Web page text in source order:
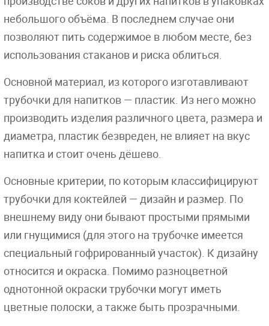
небольшого объёма. В последнем случае они
позволяют пить содержимое в любом месте, без
использования стаканов и риска облиться.
Основной материал, из которого изготавливают
трубочки для напитков — пластик. Из него можно
производить изделия различного цвета, размера и
диаметра, пластик безвреден, не влияет на вкус
напитка и стоит очень дёшево.
Основные критерии, по которым классифицируют
трубочки для коктейлей — дизайн и размер. По
внешнему виду они бывают простыми прямыми
или гнущимися (для этого на трубочке имеется
специальный гофрированный участок). К дизайну
относится и окраска. Помимо разноцветной
однотонной окраски трубочки могут иметь
цветные полоски, а также быть прозрачными.